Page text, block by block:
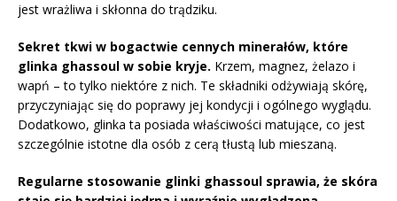
jest wrażliwa i skłonna do trądziku.
Sekret tkwi w bogactwie cennych minerałów, które
glinka ghassoul w sobie kryje. Krzem, magnez, żelazo i
wapń – to tylko niektóre z nich. Te składniki odżywiają skórę,
przyczyniając się do poprawy jej kondycji i ogólnego wyglądu.
Dodatkowo, glinka ta posiada właściwości matujące, co jest
szczególnie istotne dla osób z cerą tłustą lub mieszaną.
Regularne stosowanie glinki ghassoul sprawia, że skóra